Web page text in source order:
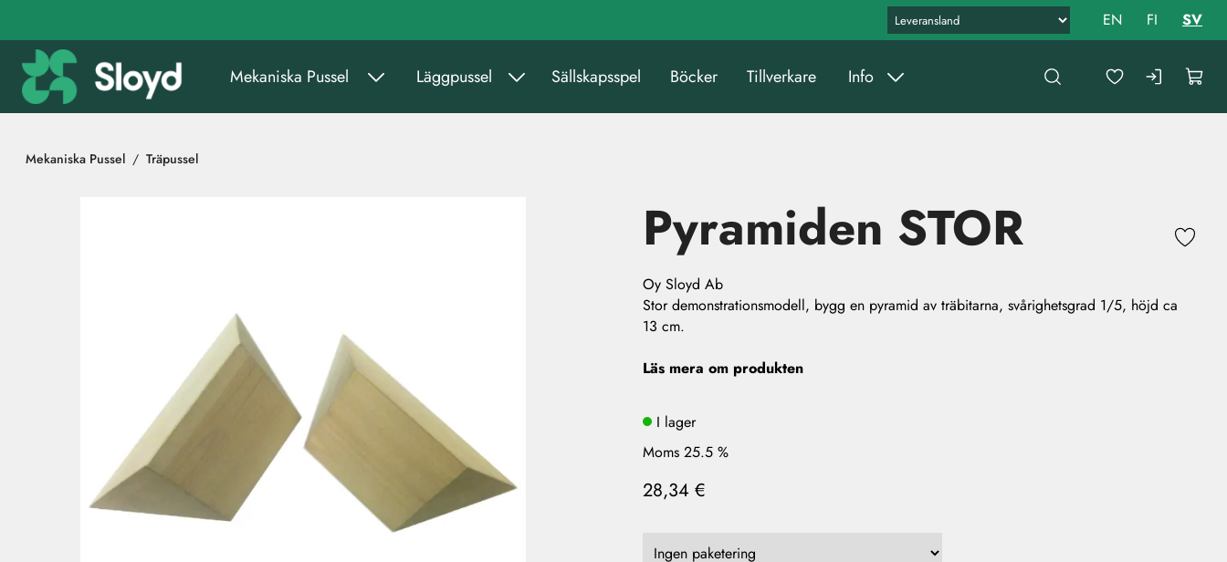
Mekaniska Pussel Läggpussel Sällskapsspel Böcker Tillverkare Info
EN FI SV
Mekaniska Pussel Träpussel
Pyramiden STOR
Oy Sloyd Ab
Stor demonstrationsmodell, bygg en pyramid av träbitarna, svårighetsgrad 1/5, höjd ca
13 cm.
Läs mera om produkten
I lager
Moms 25.5 %
28,34 €